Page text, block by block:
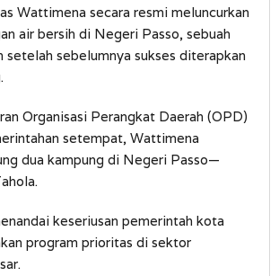
Wattimena secara resmi meluncurkan
air bersih di Negeri Passo, sebuah
setelah sebelumnya sukses diterapkan
Organisasi Perangkat Daerah (OPD)
setempat, Wattimena
dua kampung di Negeri Passo—
keseriusan pemerintah kota
program prioritas di sektor